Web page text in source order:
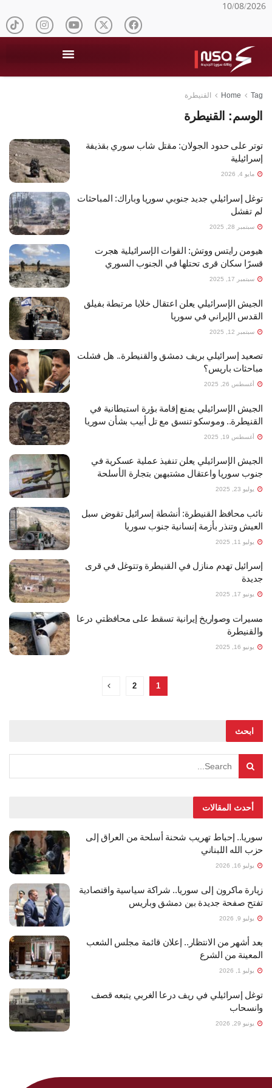
10/08/2026
Home Tag القنيطرة
الوسم: القنيطرة
توتر على حدود الجولان: مقتل شاب سوري بقذيفة
إسرائيلية
مايو 4, 2026
توغل إسرائيلي جديد جنوبي سوريا وباراك: المباحثات
لم تفشل
سبتمبر 28, 2025
هيومن رايتس ووتش: القوات الإسرائيلية هجرت
قسرًا سكان قرى تحتلها في الجنوب السوري
سبتمبر 17, 2025
الجيش الإسرائيلي يعلن اعتقال خلايا مرتبطة بفيلق
القدس الإيراني في سوريا
سبتمبر 12, 2025
تصعيد إسرائيلي بريف دمشق والقنيطرة.. هل فشلت
مباحثات باريس؟
أغسطس 26, 2025
الجيش الإسرائيلي يمنع إقامة بؤرة استيطانية في
القنيطرة.. وموسكو تنسق مع تل أبيب بشأن سوريا
أغسطس 19, 2025
الجيش الإسرائيلي يعلن تنفيذ عملية عسكرية في
جنوب سوريا واعتقال مشتبهين بتجارة الأسلحة
يوليو 23, 2025
نائب محافظ القنيطرة: أنشطة إسرائيل تقوض سبل
العيش وتنذر بأزمة إنسانية جنوب سوريا
يوليو 11, 2025
إسرائيل تهدم منازل في القنيطرة وتتوغل في قرى
جديدة
يونيو 17, 2025
مسيرات وصواريخ إيرانية تسقط على محافظتي درعا
والقنيطرة
يونيو 16, 2025
1
2
ابحث
أحدث المقالات
سوريا.. إحباط تهريب شحنة أسلحة من العراق إلى
حزب الله اللبناني
يوليو 16, 2026
زيارة ماكرون إلى سوريا.. شراكة سياسية واقتصادية
تفتح صفحة جديدة بين دمشق وباريس
يوليو 9, 2026
بعد أشهر من الانتظار.. إعلان قائمة مجلس الشعب
المعينة من الشرع
يوليو 1, 2026
توغل إسرائيلي في ريف درعا الغربي يتبعه قصف
وانسحاب
يونيو 29, 2026